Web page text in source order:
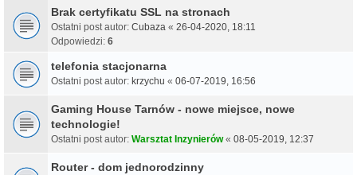
Brak certyfikatu SSL na stronach
Ostatni post autor: Cubaza « 26-04-2020, 18:11
Odpowiedzi: 6
telefonia stacjonarna
Ostatni post autor: krzychu « 06-07-2019, 16:56
Gaming House Tarnów - nowe miejsce, nowe
technologie!
Ostatni post autor: Warsztat Inzynierów« 08-05-2019, 12:37
Router - dom jednorodzinny